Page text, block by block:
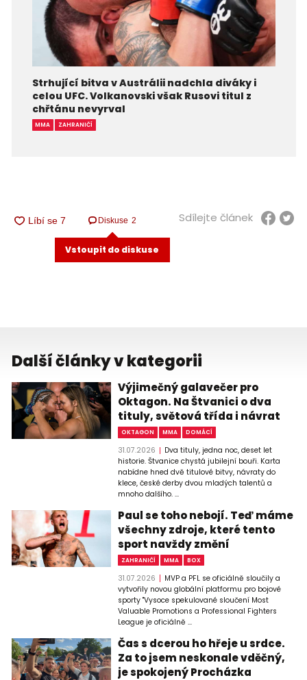
Strhující bitva v Austrálii nadchla diváky i
celou UFC. Volkanovski však Rusovi titul z
chřtánu nevyrval
MMA ZAHRANIČÍ
Diskuse 2
Vstoupit do diskuse
Sdílejte článek
Další články v kategorii
Výjimečný galavečer pro
Oktagon. Na Štvanici o dva
tituly, světová třída i návrat
OKTAGON MMA DOMÁCÍ
31.07.2026
Dva tituly, jedna noc, deset let
historie. Štvanice chystá jubilejní bouři. Karta
nabídne hned dvě titulové bitvy, návraty do
klece, české derby dvou mladých talentů a
mnoho dalšího. ...
Paul se toho nebojí. Teď máme
všechny zdroje, které tento
sport navždy změní
ZAHRANIČÍ MMA BOX
31.07.2026
MVP a PFL se oficiálně sloučily a
vytvořily novou globální platformu pro bojové
sporty "Vysoce spekulované sloučení Most
Valuable Promotions a Professional Fighters
League je oficiálně ...
Čas s dcerou ho hřeje u srdce.
Za to jsem neskonale vděčný,
je spokojený Procházka